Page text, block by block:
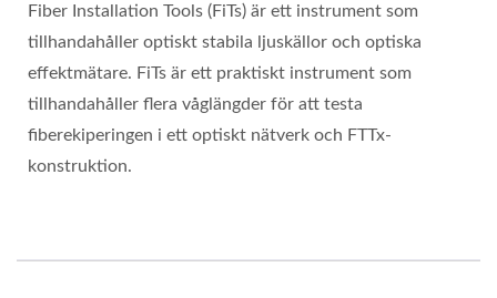
Fiber Installation Tools (FiTs) är ett instrument som
tillhandahåller optiskt stabila ljuskällor och optiska
effektmätare. FiTs är ett praktiskt instrument som
tillhandahåller flera våglängder för att testa
fiberekiperingen i ett optiskt nätverk och FTTx-
konstruktion.